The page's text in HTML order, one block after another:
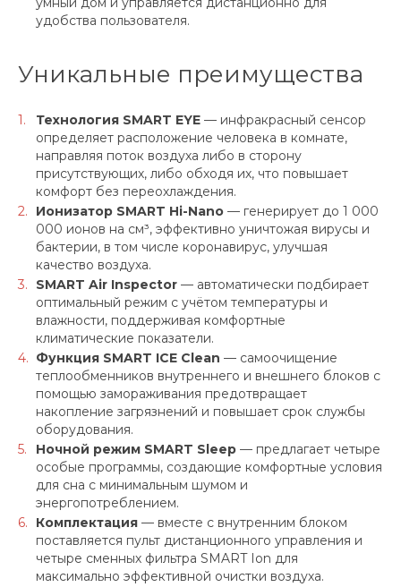
удобства пользователя.
Уникальные преимущества
Технология SMART EYE — инфракрасный сенсор
определяет расположение человека в комнате,
направляя поток воздуха либо в сторону
присутствующих, либо обходя их, что повышает
комфорт без переохлаждения.
Ионизатор SMART Hi-Nano — генерирует до 1 000
000 ионов на см³, эффективно уничтожая вирусы и
бактерии, в том числе коронавирус, улучшая
качество воздуха.
SMART Air Inspector — автоматически подбирает
оптимальный режим с учётом температуры и
влажности, поддерживая комфортные
климатические показатели.
Функция SMART ICE Clean — самоочищение
теплообменников внутреннего и внешнего блоков с
помощью замораживания предотвращает
накопление загрязнений и повышает срок службы
оборудования.
Ночной режим SMART Sleep — предлагает четыре
особые программы, создающие комфортные условия
для сна с минимальным шумом и
энергопотреблением.
Комплектация — вместе с внутренним блоком
поставляется пульт дистанционного управления и
четыре сменных фильтра SMART Ion для
максимально эффективной очистки воздуха.